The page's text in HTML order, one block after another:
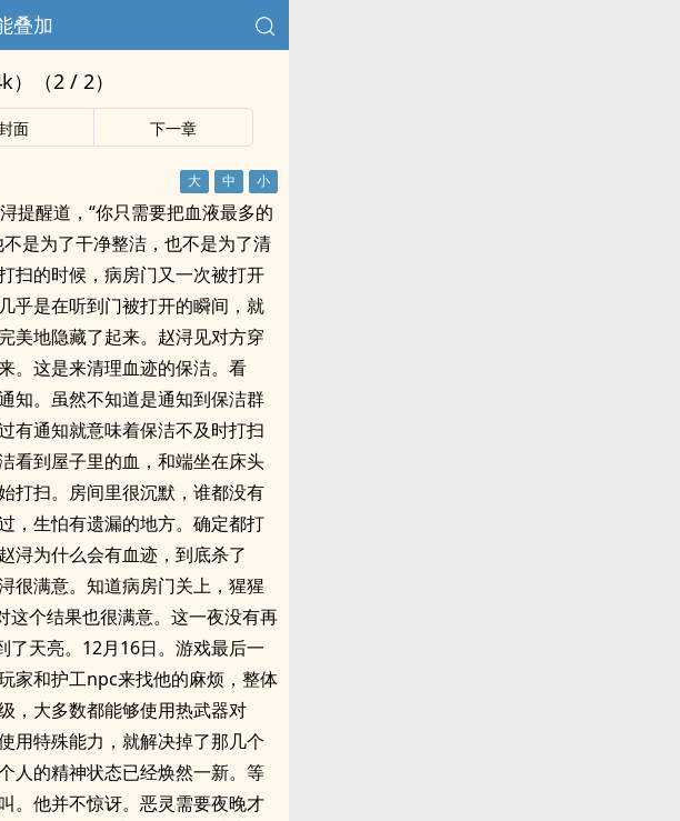
叠加
（2 / 2）
面 下一章
提醒道，“你只需要把血液最多的
是为了干净整洁，也不是为了清
扫的时候，病房门又一次被打开
乎是在听到门被打开的瞬间，就
美地隐藏了起来。赵浔见对方穿
。这是来清理血迹的保洁。看
知。虽然不知道是通知到保洁群
有通知就意味着保洁不及时打扫
看到屋子里的血，和端坐在床头
打扫。房间里很沉默，谁都没有
，生怕有遗漏的地方。确定都打
浔为什么会有血迹，到底杀了
很满意。知道病房门关上，猩猩
这个结果也很满意。这一夜没有再
了天亮。12月16日。游戏最后一
家和护工npc来找他的麻烦，整体
，大多数都能够使用热武器对
用特殊能力，就解决掉了那几个
人的精神状态已经焕然一新。等
。他并不惊讶。恶灵需要夜晚才